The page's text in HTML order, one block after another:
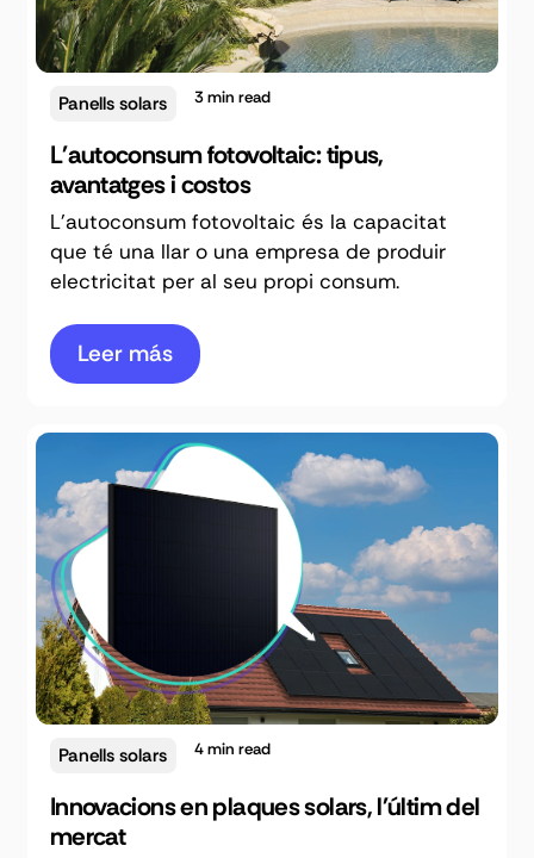
Panells solars 3min read
L'autoconsum fotovoltaic: tipus,
avantatges i costos
L'autoconsum fotovoltaic és la capacitat
que té una llar o una empresa de produir
electricitat per al seu propi consum.
Leer más
Panells solars 4min read
Innovacions en plaques solars, l'últim del
mercat